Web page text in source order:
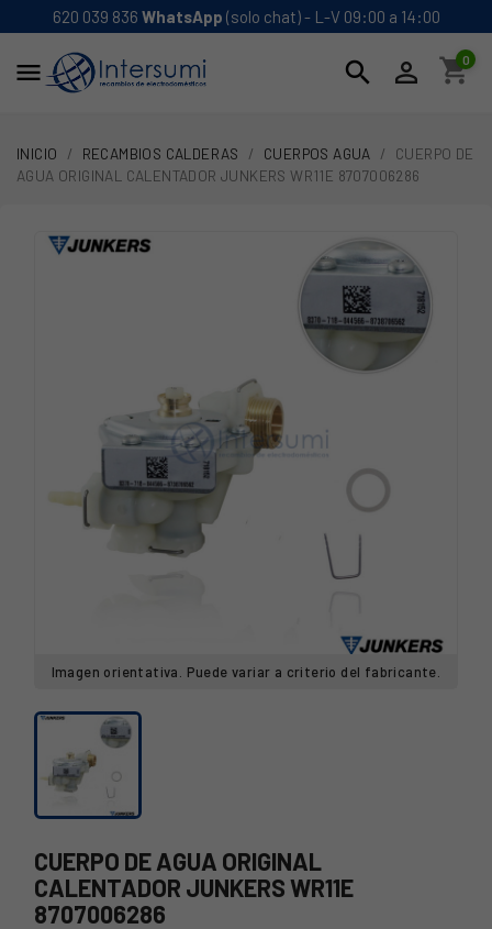
620 039 836 WhatsApp (solo chat) - L-V 09:00 a 14:00
 search  shopping_cart
0
INICIO RECAMBIOS CALDERAS CUERPOS AGUA
CUERPO DE
AGUA ORIGINAL CALENTADOR JUNKERS WR11E 8707006286
Imagen orientativa. Puede variar a criterio del fabricante.
CUERPO DE AGUA ORIGINAL
CALENTADOR JUNKERS WR11E
8707006286